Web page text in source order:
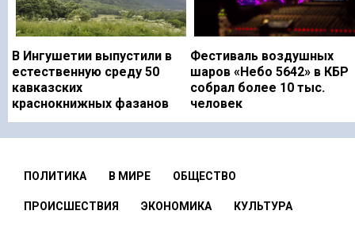
В Ингушетии выпустили в
естественную среду 50
кавказских
краснокнижных фазанов
Фестиваль воздушных
шаров «Небо 5642» в КБР
собрал более 10 тыс.
человек
ПОЛИТИКА В МИРЕ ОБЩЕСТВО
ПРОИСШЕСТВИЯ ЭКОНОМИКА КУЛЬТУРА